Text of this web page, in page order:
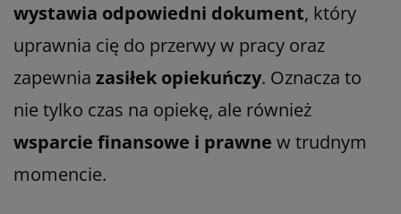
wystawia odpowiedni dokument, który
uprawnia cię do przerwy w pracy oraz
zapewnia zasiłek opiekuńczy. Oznacza to
nie tylko czas na opiekę, ale również
wsparcie finansowe i prawne w trudnym
momencie.